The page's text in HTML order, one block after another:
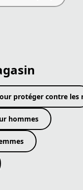
protéger contre les
hommes